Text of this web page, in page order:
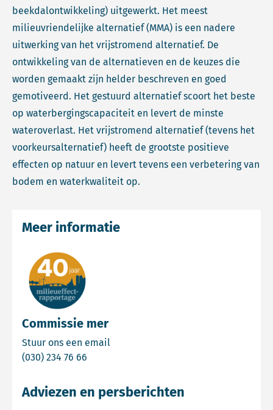
beekdalontwikkeling) uitgewerkt. Het meest
milieuvriendelijke alternatief (MMA) is een nadere
uitwerking van het vrijstromend alternatief. De
ontwikkeling van de alternatieven en de keuzes die
worden gemaakt zijn helder beschreven en goed
gemotiveerd. Het gestuurd alternatief scoort het beste
op waterbergingscapaciteit en levert de minste
wateroverlast. Het vrijstromend alternatief (tevens het
voorkeursalternatief) heeft de grootste positieve
effecten op natuur en levert tevens een verbetering van
bodem en waterkwaliteit op.
Commissie mer
Stuur ons een email
(030) 234 76 66
Meer informatie
Adviezen en persberichten